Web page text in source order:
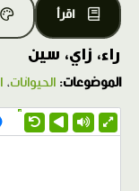
اقرأ
راء، زاي، سين
الموضوعات: الحيوانات،
1.0X